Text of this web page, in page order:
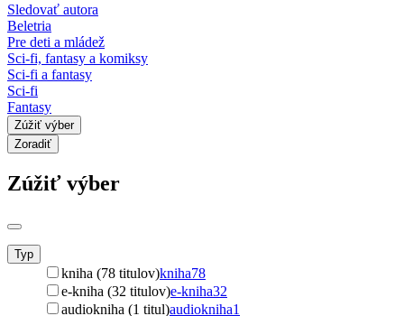
Sledovať autora
Beletria
Pre deti a mládež
Sci-fi, fantasy a komiksy
Sci-fi a fantasy
Sci-fi
Fantasy
Zúžiť výber
Zoradiť
Zúžiť výber
Typ
kniha (78 titulov)kniha78
e-kniha (32 titulov)e-kniha32
audiokniha (1 titul)audiokniha1